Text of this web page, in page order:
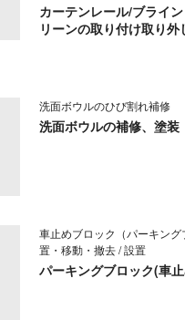
カーテンレール/ブライ
リーンの取り付け取り外
洗面ボウルのひび割れ補修
洗面ボウルの補修、塗装
車止めブロック（パーキン
置・移動・撤去 / 設置
パーキングブロック(車